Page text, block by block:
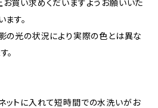
買い求めくだいますようお願いいた
す。
の光の状況により実際の色とは異な
。
ットに入れて短時間での水洗いがお